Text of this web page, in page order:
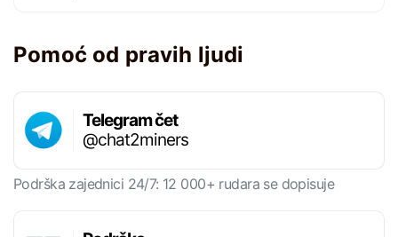
Pomoć od pravih ljudi
Telegram čet
@chat2miners
Podrška zajednici 24/7: 12 000+ rudara se dopisuje